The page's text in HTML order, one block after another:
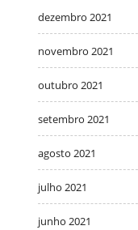
dezembro 2021
novembro 2021
outubro 2021
setembro 2021
agosto 2021
julho 2021
junho 2021